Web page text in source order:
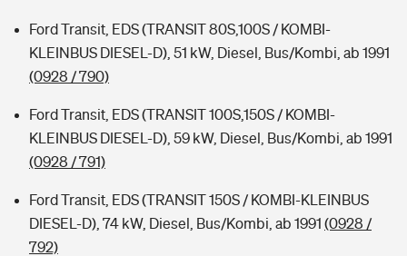
Ford Transit, EDS (TRANSIT 80S,100S / KOMBI-
KLEINBUS DIESEL-D), 51 kW, Diesel, Bus/Kombi, ab 1991
(0928 / 790)
Ford Transit, EDS (TRANSIT 100S,150S / KOMBI-
KLEINBUS DIESEL-D), 59 kW, Diesel, Bus/Kombi, ab 1991
(0928 / 791)
Ford Transit, EDS (TRANSIT 150S / KOMBI-KLEINBUS
DIESEL-D), 74 kW, Diesel, Bus/Kombi, ab 1991 (0928 /
792)